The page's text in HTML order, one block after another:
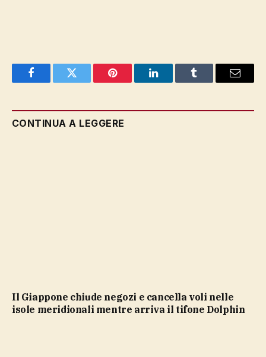
FacebookTwitter Pinterest LinkedInTumblr Email
CONTINUA A LEGGERE
Il Giappone chiude negozi e cancella voli nelle
isole meridionali mentre arriva il tifone Dolphin